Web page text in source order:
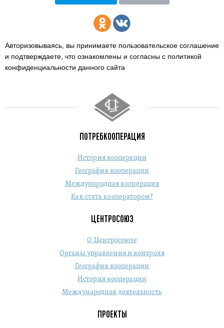
Авторизовываясь, вы принимаете пользовательское соглашение
и подтверждаете, что ознакомлены и согласны с политикой
конфиденциальности данного сайта
ПОТРЕБКООПЕРАЦИЯ
История кооперации
География кооперации
Международная кооперация
Как стать кооператором?
ЦЕНТРОСОЮЗ
О Центросоюзе
Органы управления и контроля
География кооперации
История кооперации
Международная деятельность
ПРОЕКТЫ